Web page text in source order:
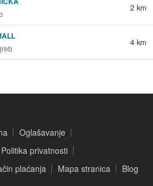
2 km
4 km
Oglašavanje
Politika privatnosti
plaćanja Mapa stranica Blog